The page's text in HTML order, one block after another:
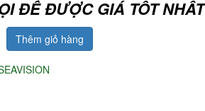
ĐỂ ĐƯỢC GIÁ TỐT NHẤT
Thêm giỏ hàng